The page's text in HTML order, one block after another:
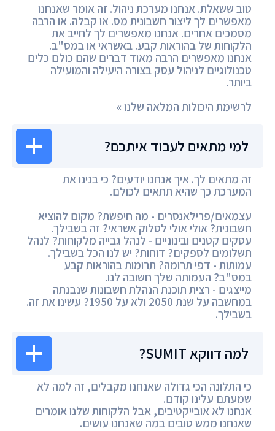
טוב ששאלת. אנחנו מערכת ניהול. זה אומר שאנחנו
מאפשרים לך ליצור חשבונית מס. או קבלה. או הרבה
מסמכים אחרים. אנחנו מאפשרים לך לחייב את
הלקוחות של בהוראות קבע. באשראי או במס"ב.
אנחנו מאפשרים הרבה מאוד דברים שהם כולם כלים
טכנולוגיים לניהול עסק בצורה היעילה והמועילה
ביותר.
לרשימת היכולות המלאה שלנו »
למי מתאים לעבוד איתכם?
זה מתאים לך. איך אנחנו יודעים? כי בנינו את
המערכת כך שהיא תתאים לכולם.
עצמאים/פרילאנסרים - מה חיפשת? מקום להוציא
חשבונית? אולי אולי לסלוק אשראי? זה בשבילך.
עסקים קטנים ובינוניים - לנהל גבייה מלקוחות? לנהל
תשלומים לספקים? דוחות? יש לנו הכל בשבילך.
עמותות - דפי תרומה? תרומות בהוראות קבע
במס"ב? העמותה שלך חשובה לנו.
מייצגים - רצית תוכנת הנהלת חשבונות שנבנתה
במחשבה על שנת 2050 ולא על 1950? עשינו את זה.
בשבילך.
למה דווקא SUMIT?
כי התלונה הכי גדולה שאנחנו מקבלים, זה למה לא
שמעתם עלינו קודם.
אנחנו לא אובייקטיבים, אבל הלקוחות שלנו אומרים
שאנחנו ממש טובים במה שאנחנו עושים.